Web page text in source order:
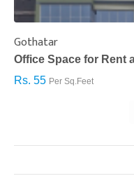
Gothatar
Office Space for Rent
Rs. 55 Per Sq.Feet